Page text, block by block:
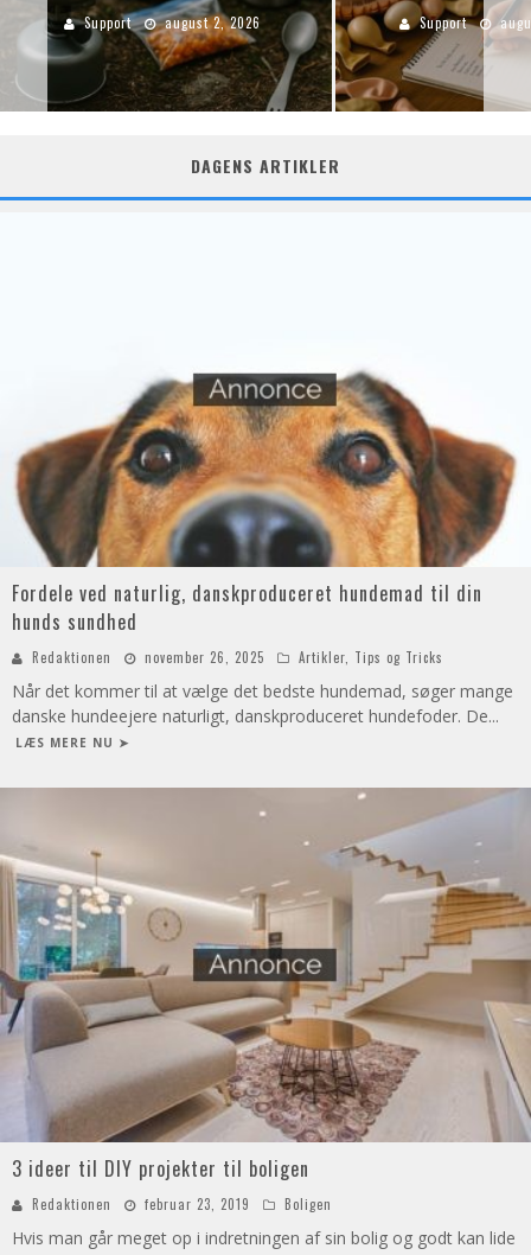
Support august 2, 2026 Support
DAGENS ARTIKLER
Fordele ved naturlig, danskproduceret hundemad til din
hunds sundhed
Redaktionen november 26, 2025 Artikler Tips og Tricks
Når det kommer til at vælge det bedste hundemad, søger mange
danske hundeejere naturligt, danskproduceret hundefoder. De...
LÆS MERE NU ➤
3 ideer til DIY projekter til boligen
Redaktionen februar 23, 2019 Boligen
Hvis man går meget op i indretningen af sin bolig og godt kan lide